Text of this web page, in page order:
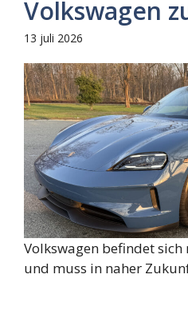
Volkswagen
13 juli 2026
Volkswagen befindet
und muss in naher